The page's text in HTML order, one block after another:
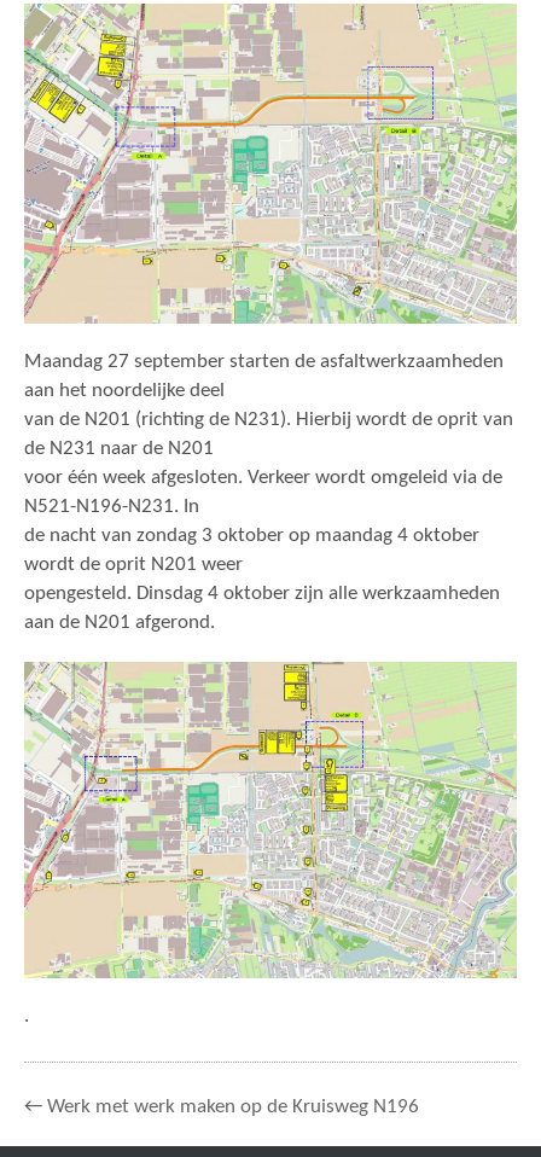
Maandag 27 september starten de asfaltwerkzaamheden
aan het noordelijke deel
van de N201 (richting de N231). Hierbij wordt de oprit van
de N231 naar de N201
voor één week afgesloten. Verkeer wordt omgeleid via de
N521-N196-N231. In
de nacht van zondag 3 oktober op maandag 4 oktober
wordt de oprit N201 weer
opengesteld. Dinsdag 4 oktober zijn alle werkzaamheden
aan de N201 afgerond.
.
← Werk met werk maken op de Kruisweg N196